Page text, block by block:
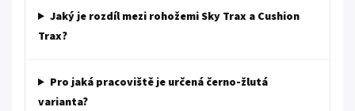
Jaký je rozdíl mezi rohožemi Sky Trax a Cushion
Trax?
Pro jaká pracoviště je určená černo-žlutá
varianta?